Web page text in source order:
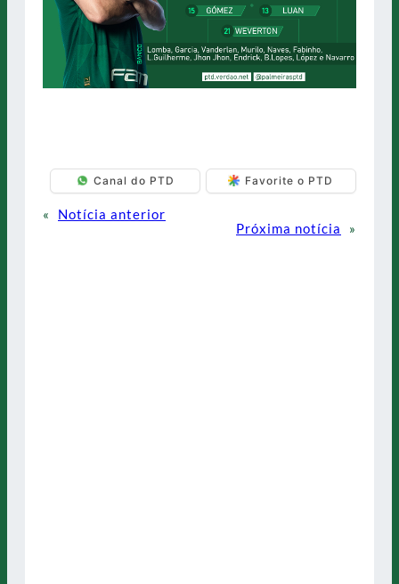
Canal do PTD Favorite o PTD
«
Notícia anterior
Próxima notícia
»